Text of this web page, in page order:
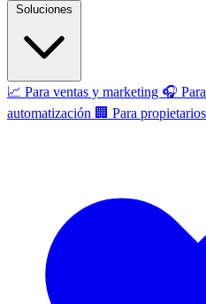
📈 Para ventas y marketing 🎧
automatización 🏢 Para